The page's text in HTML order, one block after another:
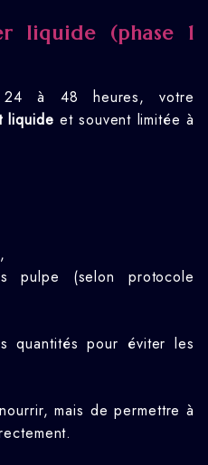
liquide (phase 1
24 à 48 heures, votre
liquide et souvent limitée à
pulpe (selon protocole
quantités pour éviter les
mais de permettre à